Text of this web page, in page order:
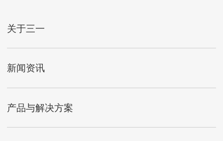
关于三一
新闻资讯
产品与解决方案